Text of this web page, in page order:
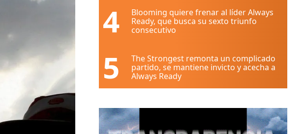
4
Blooming quiere frenar al líder Always
Ready, que busca su sexto triunfo
consecutivo
5
The Strongest remonta un complicado
partido, se mantiene invicto y acecha a
Always Ready